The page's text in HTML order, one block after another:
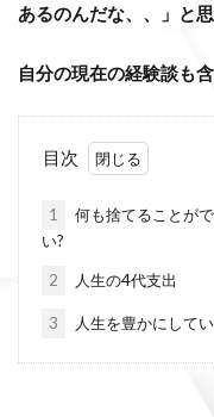
あるのんだな、、」と思
自分の現在の経験談も
目次
1
何も捨てることが
い?
2 人生の4代支出
3 人生を豊かにして